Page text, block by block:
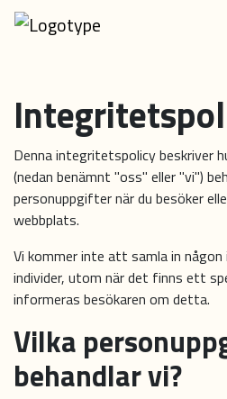
Denna integritetspolicy beskriver
(nedan benämnt "oss" eller "vi")
personuppgifter när du besöker
webbplats.
Vi kommer inte att samla in
individer, utom när det finns ett
informeras besökaren om detta.
Vilka
behandlar vi?